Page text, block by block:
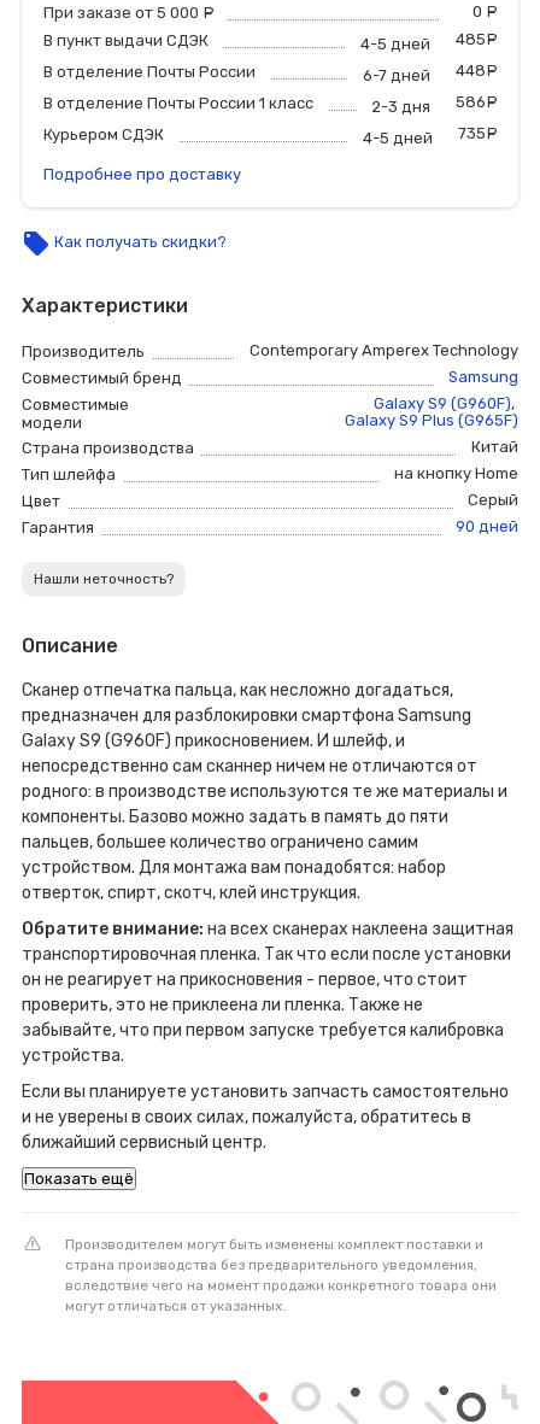
При заказе от 5 000 0
В пункт выдачи СДЭК
4-5 дней 485
В отделение Почты России
6-7 дней 448
В отделение Почты России 1 класс
2-3 дня 586
Курьером СДЭК
4-5 дней 735
Подробнее про доставку
local_offer Как получать скидки?
Характеристики
Производитель
Contemporary Amperex Technology
Совместимый бренд
Samsung
Совместимые
модели
Galaxy S9 (G960F),
Galaxy S9 Plus (G965F)
Страна производства
Китай
Тип шлейфа
на кнопку Home
Цвет
Серый
Гарантия
90 дней
Нашли неточность?
Описание
Сканер отпечатка пальца, как несложно догадаться,
предназначен для разблокировки смартфона Samsung
Galaxy S9 (G960F) прикосновением. И шлейф, и
непосредственно сам сканнер ничем не отличаются от
родного: в производстве используются те же материалы и
компоненты. Базово можно задать в память до пяти
пальцев, большее количество ограничено самим
устройством. Для монтажа вам понадобятся: набор
отверток, спирт, скотч, клей инструкция.
Обратите внимание: на всех сканерах наклеена защитная
транспортировочная пленка. Так что если после установки
он не реагирует на прикосновения - первое, что стоит
проверить, это не приклеена ли пленка. Также не
забывайте, что при первом запуске требуется калибровка
устройства.
Если вы планируете установить запчасть самостоятельно
и не уверены в своих силах, пожалуйста, обратитесь в
ближайший сервисный центр.
Показать ещё
Производителем могут быть изменены комплект поставки и
страна производства без предварительного уведомления,
вследствие чего на момент продажи конкретного товара они
могут отличаться от указанных.